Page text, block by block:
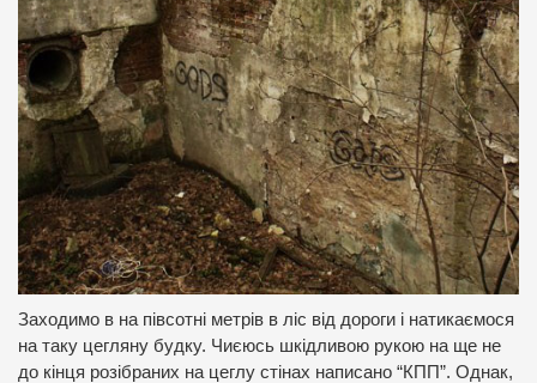
Заходимо в на півсотні метрів в ліс від дороги і натикаємося
на таку цегляну будку. Чиєюсь шкідливою рукою на ще не
до кінця розібраних на цеглу стінах написано “КПП”. Однак,